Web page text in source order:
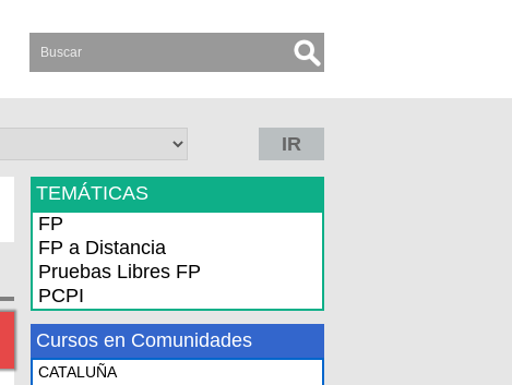
IR
TEMÁTICAS
FP
FP a Distancia
Pruebas Libres FP
PCPI
Cursos en Comunidades
CATALUÑA